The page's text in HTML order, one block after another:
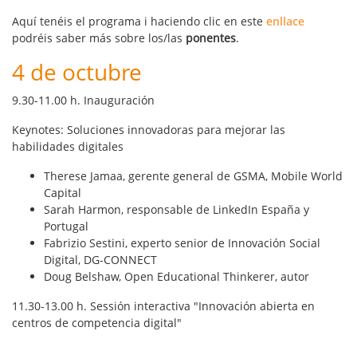
Aquí tenéis el programa i haciendo clic en este enllace
podréis saber más sobre los/las ponentes.
4 de octubre
9.30-11.00 h. Inauguración
Keynotes: Soluciones innovadoras para mejorar las
habilidades digitales
Therese Jamaa, gerente general de GSMA, Mobile World
Capital
Sarah Harmon, responsable de LinkedIn España y
Portugal
Fabrizio Sestini, experto senior de Innovación Social
Digital, DG-CONNECT
Doug Belshaw, Open Educational Thinkerer, autor
11.30-13.00 h. Sessión interactiva "Innovación abierta en
centros de competencia digital"